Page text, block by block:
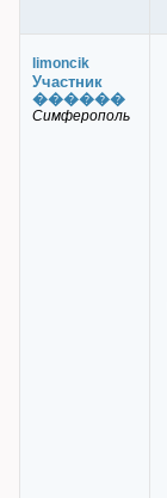
limoncik
Участник
������
Симферополь